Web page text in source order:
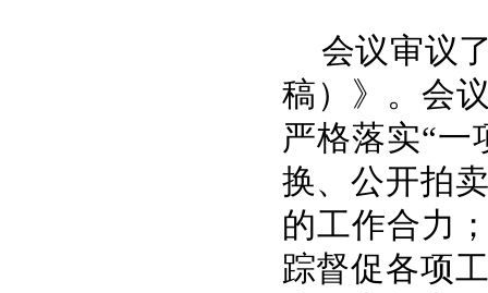
会议审议
稿）》。会
严格落实“
换、公开拍
的工作合力
踪督促各项